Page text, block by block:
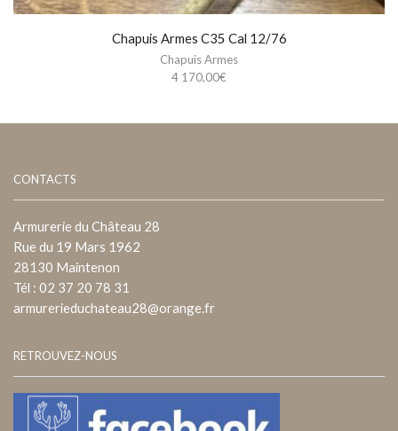
Chapuis Armes C35 Cal 12/76
Chapuis Armes
4 170,00€
CONTACTS
Armurerie du Château 28
Rue du 19 Mars 1962
28130 Maintenon
Tél : 02 37 20 78 31
armurerieduchateau28@orange.fr
RETROUVEZ-NOUS